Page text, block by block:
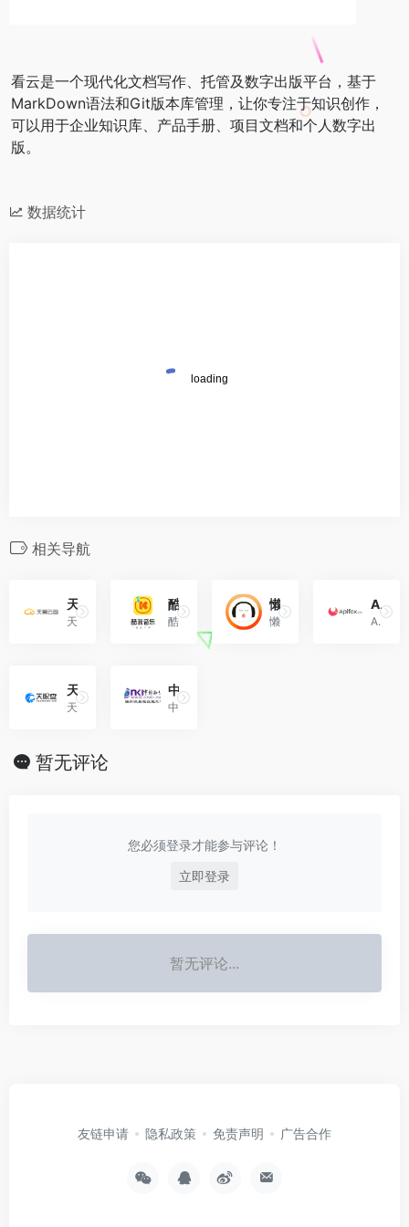
看云是一个现代化文档写作、托管及数字出版平台，基于
MarkDown语法和Git版本库管理，让你专注于知识创作，
可以用于企业知识库、产品手册、项目文档和个人数字出
版。
数据统计
相关导航
天翼云盘
天翼云盘是中国电信推出的云存储服务，为用户提供跨平台的文件存储、备份、同步及分享服务，是国内领先的免费网盘，安全、可靠、稳定、快速。天翼云盘为用户守护数据资产。
酷我音乐
酷我音乐是北京酷我科技有限公司推出的在线音乐流媒体软件。
懒人听书-懒人畅听
懒人畅听是由深圳市懒人在线科技有限公司开发运营的一款移动有声阅读应用！
Apifox-API自动化测试工具
Apifox = Postman + Swagger + Mock + JMeter。集接口文档工具、接口Mock工具、接口自动化测试工具、接口调试工具于一体，提升 10 倍研发效率。是最好用的API文档工具，API自动化测试工具，API Mock工具，接口文档管理工具，接口文档生成工具。
天眼查-商业查询平台
天眼查专注服务于个人与企业信息查询,都在用的商业查询平台！
中国知网（China National Knowledge Infrastructure，CNKI ）
中国知网是国家知识基础设施的概念，是以实现全社会知识资源传播共享与增值利用为目标的信息化建设项目。
暂无评论
您必须登录才能参与评论！
立即登录
暂无评论...
友链申请 隐私政策 免责声明 广告合作